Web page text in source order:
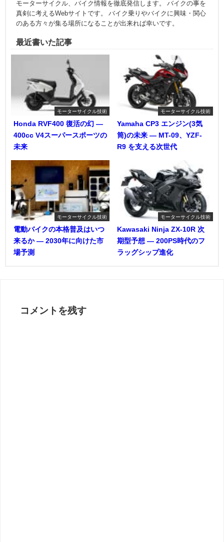
モーターサイクル、バイク情報を徹底発信します。 バイクの事を
真剣に考えるWebサイトです。 バイク乗りやバイクに興味・関心
のある方々が集る場所になることが出来れば幸いです。
最近書いた記事
モーターサイクル技術
Honda RVF400 復活の幻 ―
400cc V4スーパースポーツの
未来
モーターサイクル技術
Yamaha CP3 エンジン(3気
筒)の未来 ― MT-09、YZF-
R9 を支える次世代
モーターサイクル技術
電動バイクの本格普及はいつ
来るか ― 2030年に向けた市
場予測
モーターサイクル技術
Kawasaki Ninja ZX-10R 次
期型予想 ― 200PS時代のフ
ラッグシップ進化
コメントを残す